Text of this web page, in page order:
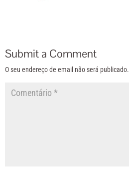
Submit a Comment
O seu endereço de email não será publicado.